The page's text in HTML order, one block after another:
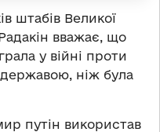
штабів Великої
вважає, що
у війні проти
ніж була
путін використав